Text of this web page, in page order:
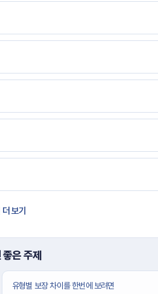
보기
은 주제
유형별 보장 차이를 한번에 보려면